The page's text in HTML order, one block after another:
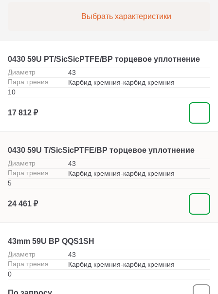
Выбрать характеристики
0430 59U PT/SicSicPTFE/BP торцевое уплотнение
Диаметр
43
Пара трения
Карбид кремния-карбид кремния
10
17 812 ₽
0430 59U T/SicSicPTFE/BP торцевое уплотнение
Диаметр
43
Пара трения
Карбид кремния-карбид кремния
5
24 461 ₽
43mm 59U BP QQS1SH
Диаметр
43
Пара трения
Карбид кремния-карбид кремния
0